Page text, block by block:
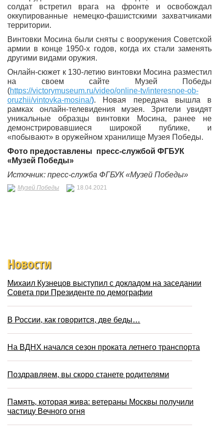
солдат встретил врага на фронте и освобождал
оккупированные немецко-фашистскими захватчиками
территории.
Винтовки Мосина были сняты с вооружения Советской
армии в конце 1950-х годов, когда их стали заменять
другими видами оружия.
Онлайн-сюжет к 130-летию винтовки Мосина разместил
на своем сайте Музей Победы
(https://victorymuseum.ru/video/online-tv/interesnoe-ob-
oruzhii/vintovka-mosina/). Новая передача вышла в
рамках онлайн-телевидения музея. Зрители увидят
уникальные образцы винтовки Мосина, ранее не
демонстрировавшиеся широкой публике, и
«побывают» в оружейном хранилище Музея Победы.
Фото предоставлены пресс-службой ФГБУК
«Музей Победы»
Источник: пресс-служба ФГБУК «Музей Победы»
Музей Победы 18.04.2021
Новости
Михаил Кузнецов выступил с докладом на заседании
Совета при Президенте по демографии
В России, как говорится, две беды…
На ВДНХ начался сезон проката летнего транспорта
Поздравляем, вы скоро станете родителями
Память, которая жива: ветераны Москвы получили
частицу Вечного огня